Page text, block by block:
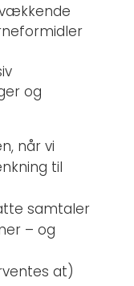
og
når vi
til
samtaler
– og
at)